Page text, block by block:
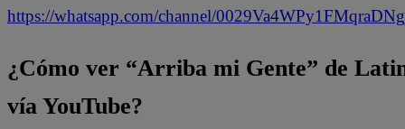
https://whatsapp.com/channel/
¿Cómo ver “Arriba mi Gente” de
vía YouTube?